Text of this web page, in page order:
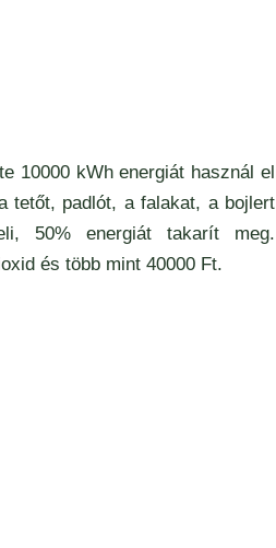
10000 kWh energiát használ el
tetőt, padlót, a falakat, a bojlert
50% energiát takarít meg.
és több mint 40000 Ft.